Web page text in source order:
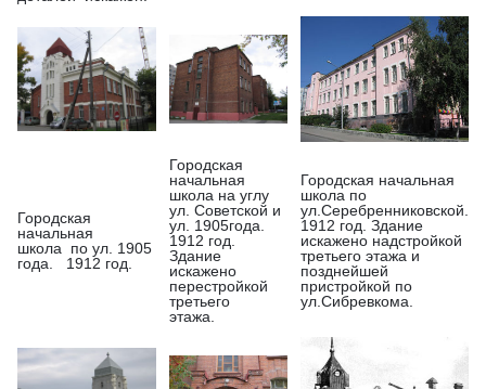
Городская
начальная
школа по ул. 1905
года. 1912 год.
Городская
начальная
школа на углу
ул. Советской и
ул. 1905года.
1912 год.
Здание
искажено
перестройкой
третьего
этажа.
Городская начальная
школа по
ул.Серебренниковской.
1912 год. Здание
искажено надстройкой
третьего этажа и
позднейшей
пристройкой по
ул.Сибревкома.